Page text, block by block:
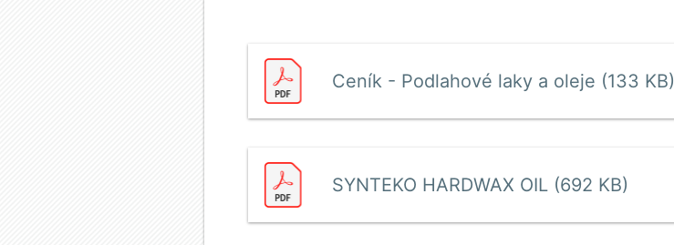
Ceník - Podlahové laky a oleje (133 KB)
SYNTEKO HARDWAX OIL (692 KB)